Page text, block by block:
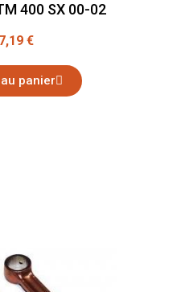
400 SX 00-02
€
panier